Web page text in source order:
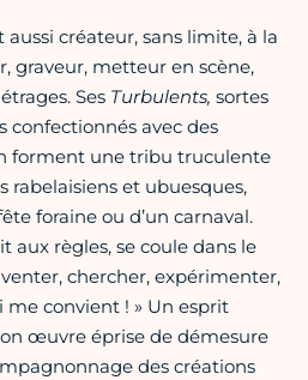
créateur, sans limite, à la
graveur, metteur en scène,
Ses Turbulents, sortes
confectionnés avec des
forment une tribu truculente
rabelaisiens et ubuesques,
foraine ou d’un carnaval.
aux règles, se coule dans le
chercher, expérimenter,
me convient ! » Un esprit
œuvre éprise de démesure
des créations